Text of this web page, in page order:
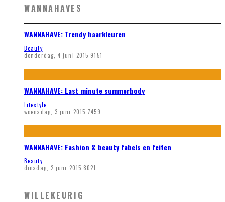
WANNAHAVES
WANNAHAVE: Trendy haarkleuren
Beauty
donderdag, 4 juni 2015 9151
WANNAHAVE: Last minute summerbody
Lifestyle
woensdag, 3 juni 2015 7459
WANNAHAVE: Fashion & beauty fabels en feiten
Beauty
dinsdag, 2 juni 2015 8021
WILLEKEURIG